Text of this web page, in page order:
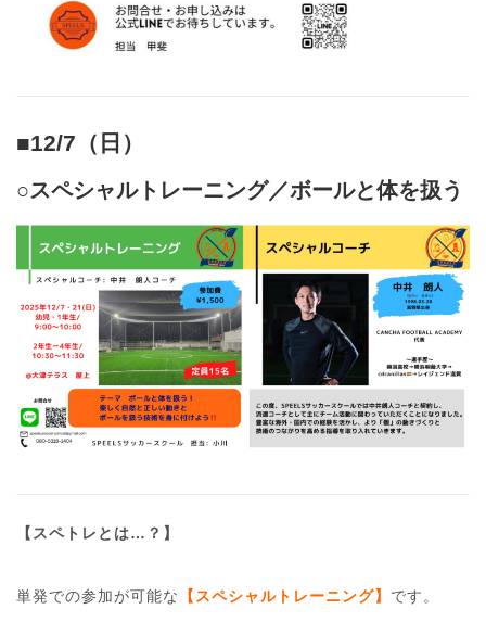
■12/7（日）
○スペシャルトレーニング／ボールと体を扱う
【スペトレとは…？】
単発での参加が可能な 【スペシャルトレーニング】 です。